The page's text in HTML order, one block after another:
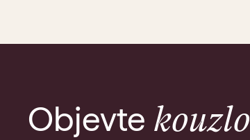
Objevte kouzlo